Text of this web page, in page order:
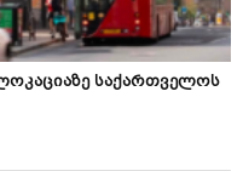
საქართველოს